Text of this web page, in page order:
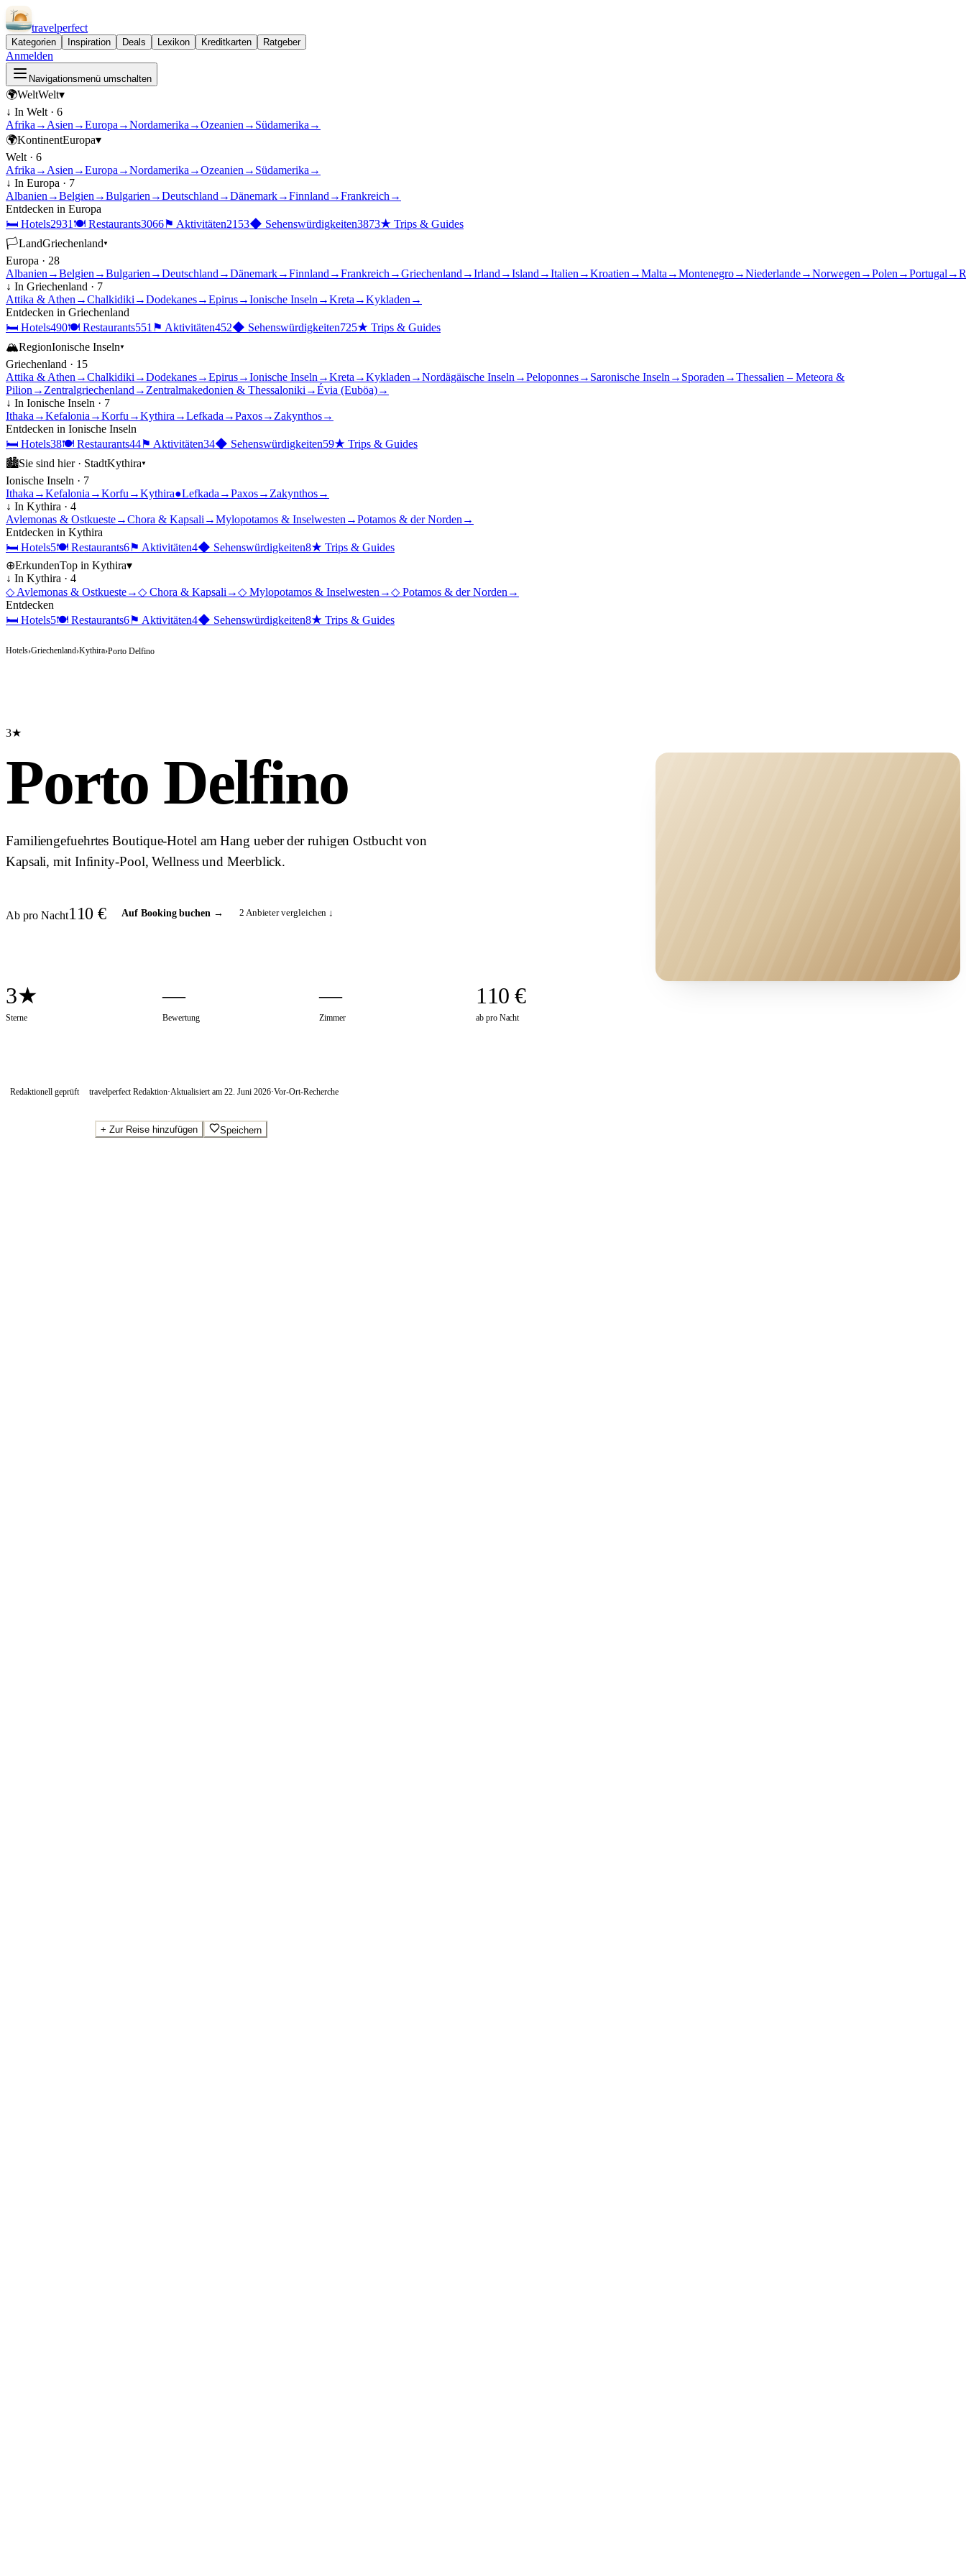
travelperfect
Kategorien Inspiration Deals Lexikon Kreditkarten Ratgeber
Anmelden
Navigationsmenü umschalten
🌍WeltWelt▾
↓ In Welt · 6
Afrika → Asien →Europa →Nordamerika →Ozeanien → Südamerika →
🌍KontinentEuropa▾
Welt · 6
Afrika → Asien →Europa →Nordamerika →Ozeanien → Südamerika →
↓ In Europa · 7
Albanien →Belgien →Bulgarien →Deutschland →Dänemark→Finnland →Frankreich →
Entdecken in Europa
🛏 Hotels2931 🍽 Restaurants3066⚑ Aktivitäten2153◆ Sehenswürdigkeiten3873★ Trips & Guides
🏳LandGriechenland▾
Europa · 28
Albanien →Belgien →Bulgarien →Deutschland →Dänemark→Finnland →Frankreich →Griechenland →Irland →Island →Italien →Kroatien →Malta →Montenegro→Niederlande→Norwegen →Polen →Portugal →
↓ In Griechenland · 7
Attika & Athen →Chalkidiki →Dodekanes→Epirus→Ionische Inseln →Kreta →Kykladen →
Entdecken in Griechenland
🛏 Hotels490🍽 Restaurants551 ⚑ Aktivitäten452◆ Sehenswürdigkeiten725★ Trips & Guides
🏔RegionIonische Inseln▾
Griechenland · 15
Attika & Athen →Chalkidiki →Dodekanes→Epirus→Ionische Inseln →Kreta →Kykladen →Nordägäische Inseln →Peloponnes→ Saronische Inseln → Sporaden →Thessalien – Meteora &
Pilion → Zentralgriechenland → Zentralmakedonien & Thessaloniki →Évia (Euböa)→
↓ In Ionische Inseln · 7
Ithaka →Kefalonia →Korfu →Kythira →Lefkada →Paxos→ Zakynthos→
Entdecken in Ionische Inseln
🛏 Hotels38🍽 Restaurants44⚑ Aktivitäten34◆ Sehenswürdigkeiten59★ Trips & Guides
🏙Sie sind hier · StadtKythira▾
Ionische Inseln · 7
Ithaka →Kefalonia →Korfu →Kythira●Lefkada →Paxos→ Zakynthos→
↓ In Kythira · 4
Avlemonas & Ostkueste→Chora & Kapsali →Mylopotamos & Inselwesten →Potamos & der Norden →
Entdecken in Kythira
🛏 Hotels5🍽 Restaurants6⚑ Aktivitäten4◆ Sehenswürdigkeiten8★ Trips & Guides
⊕ErkundenTop in Kythira▾
↓ In Kythira · 4
◇ Avlemonas & Ostkueste→◇ Chora & Kapsali →◇ Mylopotamos & Inselwesten →◇ Potamos & der Norden →
Entdecken
🛏 Hotels5🍽 Restaurants6⚑ Aktivitäten4◆ Sehenswürdigkeiten8★ Trips & Guides
Hotels›Griechenland›Kythira›Porto Delfino
3★
Porto Delfino
Familiengefuehrtes Boutique-Hotel am Hang ueber der ruhigen Ostbucht von
Kapsali, mit Infinity-Pool, Wellness und Meerblick.
Ab pro Nacht110 € Auf Booking buchen→ 2 Anbieter vergleichen ↓
3★
Sterne
—
Bewertung
—
Zimmer
110 €
ab pro Nacht
Redaktionell geprüft travelperfect Redaktion·Aktualisiert am 22. Juni 2026·Vor-Ort-Recherche
+ Zur Reise hinzufügen Speichern